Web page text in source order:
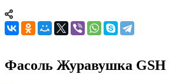
Фасоль Журавушка